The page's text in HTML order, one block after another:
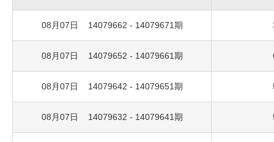
08月07日 14079662 - 14079671期
08月07日 14079652 - 14079661期
08月07日 14079642 - 14079651期
08月07日 14079632 - 14079641期